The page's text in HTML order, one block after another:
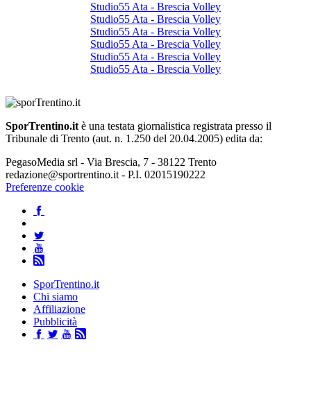
Studio55 Ata - Brescia Volley
Studio55 Ata - Brescia Volley
Studio55 Ata - Brescia Volley
Studio55 Ata - Brescia Volley
Studio55 Ata - Brescia Volley
Studio55 Ata - Brescia Volley
SporTrentino.it è una testata giornalistica registrata presso il
Tribunale di Trento (aut. n. 1.250 del 20.04.2005) edita da:
PegasoMedia srl - Via Brescia, 7 - 38122 Trento
redazione@sportrentino.it - P.I. 02015190222
Preferenze cookie
SporTrentino.it
Chi siamo
Affiliazione
Pubblicità